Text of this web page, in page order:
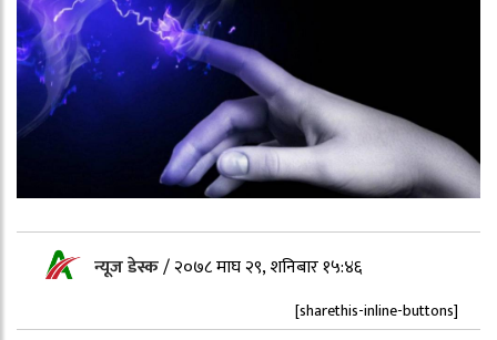
न्यूज डेस्क/२०७८ माघ २९, शनिबार १५:४६
[sharethis-inline-buttons]